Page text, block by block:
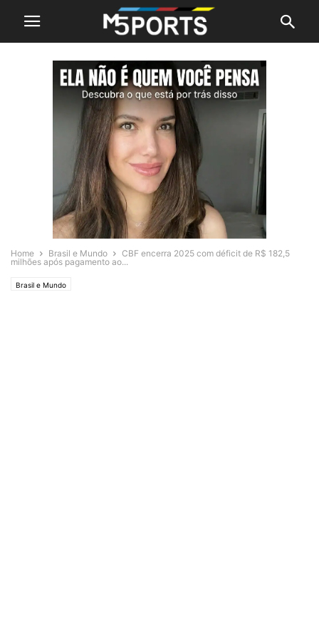
Home Brasil e Mundo
CBF encerra 2025 com déficit de R$ 182,5
milhões após pagamento ao...
Brasil e Mundo